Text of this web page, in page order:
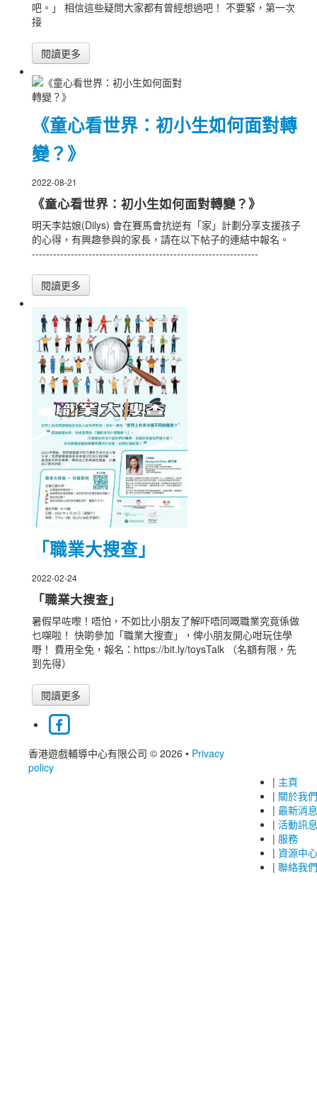
吧。」 相信這些疑問大家都有曾經想過吧！ 不要緊，第一次
接
閱讀更多
《童心看世界：初小生如何面對轉
變？》
2022-08-21
《童心看世界：初小生如何面對轉變？》
明天李姑娘(Dilys) 會在賽馬會抗逆有「家」計劃分享支援孩子
的心得，有興趣參與的家長，請在以下帖子的連結中報名。
----------------------------------------------------------------
閱讀更多
「職業大搜查」
2022-02-24
「職業大搜查」
暑假早咗嚟！唔怕，不如比小朋友了解吓唔同嘅職業究竟係做
乜㗎啦！ 快啲參加「職業大搜查」，俾小朋友開心咁玩住學
嘢！ 費用全免，報名：https://bit.ly/toysTalk （名額有限，先
到先得）
閱讀更多
香港遊戲輔導中心有限公司 © 2026 • Privacy
policy
| 主頁
| 關於我們
| 最新消息
| 活動訊息
| 服務
| 資源中心
| 聯絡我們